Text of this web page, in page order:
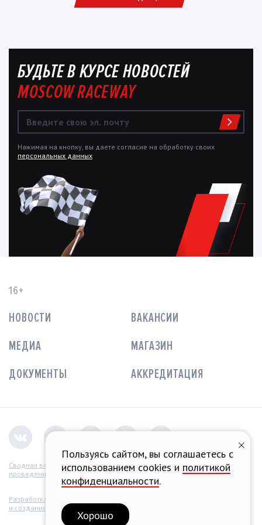
БУДЬТЕ В КУРСЕ НОВОСТЕЙ
MOSCOW RACEWAY
Нажимая на кнопку, вы даете согласие на обработку своих
персональных данных
16+
НОВОСТИ
ВАКАНСИИ
МЕДИА
МАГАЗИН
ДОКУМЕНТЫ
АККРЕДИТАЦИЯ
Сводная ведомость
проведения СОУТ
Разработка концепции
и создание сайта
Пользуясь сайтом, вы соглашаетесь с
использованием cookies и политикой
конфиденциальности.
Хорошо